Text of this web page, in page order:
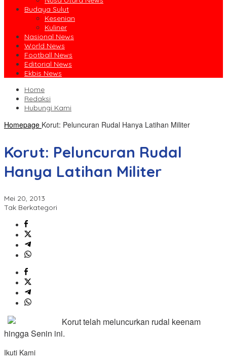
Budaya Sulut
Kesenian
Kuliner
Nasional News
World News
Football News
Editorial News
Ekbis News
Home
Redaksi
Hubungi Kami
Homepage Korut: Peluncuran Rudal Hanya Latihan Militer
Korut: Peluncuran Rudal
Hanya Latihan Militer
Mei 20, 2013
Tak Berkategori
Korut telah meluncurkan rudal keenam
hingga Senin ini.
Ikuti Kami